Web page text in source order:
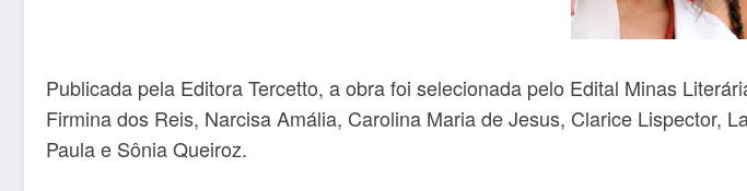
Publicada pela Editora Tercetto, a obra foi selecionada pelo Edital Minas
Firmina dos Reis, Narcisa Amália, Carolina Maria de Jesus, Clarice Lispector,
Paula e Sônia Queiroz.